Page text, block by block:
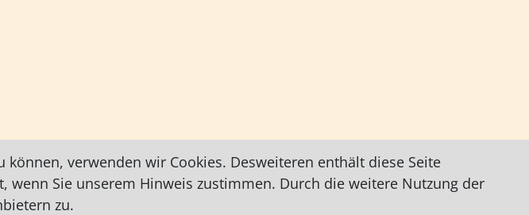
verwenden wir Cookies. Desweiteren enthält diese Seite
Sie unserem Hinweis zustimmen. Durch die weitere Nutzung der
zu.